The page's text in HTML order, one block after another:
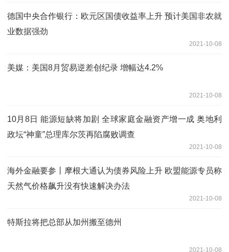
德国中央合作银行：欧元区国债收益率上升 预计美国非农就
业数据强劲
2021-10-08
美媒：美国8月贸易逆差创纪录 增幅达4.2%
2021-10-08
10月8日 能源短缺将加剧 全球家庭金融资产增一成 奥地利
政坛“神童”总理库尔茨再陷腐败调查
2021-10-08
海外金融要参丨摩根大通认为债券风险上升 欧盟能源专员称
天然气价格飙升没有快速解决办法
2021-10-08
特斯拉将把总部从加州搬至德州
2021-10-08